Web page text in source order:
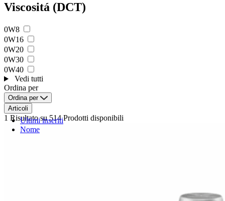
Viscositá (DCT)
0W8
0W16
0W20
0W30
0W40
Vedi tutti
Ordina per
Ordina per
Ultimi inseriti
Nome
Articoli
1 Risultatosu 514 Prodotti disponibili